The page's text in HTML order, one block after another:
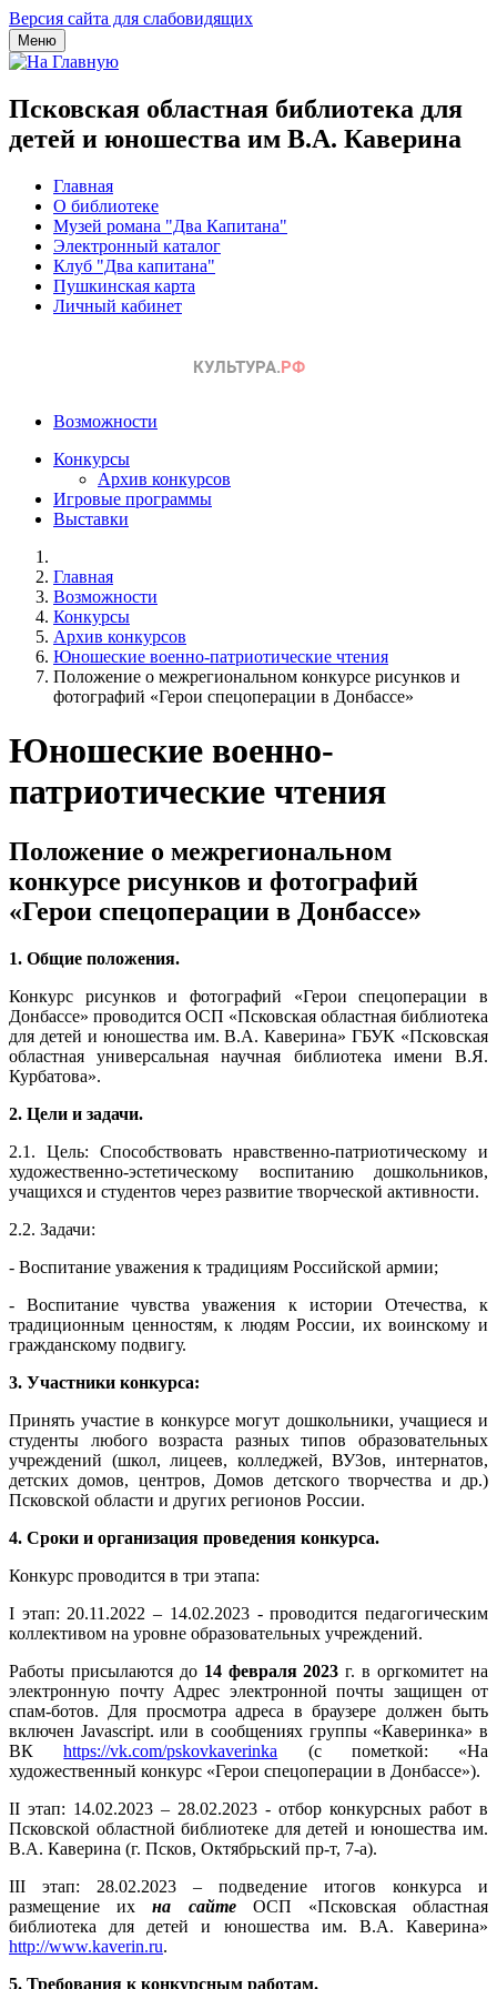
Версия сайта для слабовидящих
Меню
Псковская областная библиотека для
детей и юношества им В.А. Каверина
Главная
О библиотеке
Музей романа "Два Капитана"
Электронный каталог
Клуб "Два капитана"
Пушкинская карта
Личный кабинет
Возможности
Конкурсы
Архив конкурсов
Игровые программы
Выставки
Главная
Возможности
Конкурсы
Архив конкурсов
Юношеские военно-патриотические чтения
Положение о межрегиональном конкурсе рисунков и
фотографий «Герои спецоперации в Донбассе»
Юношеские военно-
патриотические чтения
Положение о межрегиональном
конкурсе рисунков и фотографий
«Герои спецоперации в Донбассе»
1. Общие положения.
Конкурс рисунков и фотографий «Герои спецоперации в
Донбассе» проводится ОСП «Псковская областная библиотека
для детей и юношества им. В.А. Каверина» ГБУК «Псковская
областная универсальная научная библиотека имени В.Я.
Курбатова».
2. Цели и задачи.
2.1. Цель: Способствовать нравственно-патриотическому и
художественно-эстетическому воспитанию дошкольников,
учащихся и студентов через развитие творческой активности.
2.2. Задачи:
- Воспитание уважения к традициям Российской армии;
- Воспитание чувства уважения к истории Отечества, к
традиционным ценностям, к людям России, их воинскому и
гражданскому подвигу.
3. Участники конкурса:
Принять участие в конкурсе могут дошкольники, учащиеся и
студенты любого возраста разных типов образовательных
учреждений (школ, лицеев, колледжей, ВУЗов, интернатов,
детских домов, центров, Домов детского творчества и др.)
Псковской области и других регионов России.
4. Сроки и организация проведения конкурса.
Конкурс проводится в три этапа:
I этап: 20.11.2022 – 14.02.2023 - проводится педагогическим
коллективом на уровне образовательных учреждений.
Работы присылаются до 14 февраля 2023 г. в оргкомитет на
электронную почту Адрес электронной почты защищен от
спам-ботов. Для просмотра адреса в браузере должен быть
включен Javascript. или в сообщениях группы «Каверинка» в
ВКhttps://vk.com/pskovkaverinka (с пометкой: «На
художественный конкурс «Герои спецоперации в Донбассе»).
II этап: 14.02.2023 – 28.02.2023 - отбор конкурсных работ в
Псковской областной библиотеке для детей и юношества им.
В.А. Каверина (г. Псков, Октябрьский пр-т, 7-а).
III этап: 28.02.2023 – подведение итогов конкурса и
размещение ихна сайте ОСП «Псковская областная
библиотека для детей и юношества им. В.А. Каверина»
http://www.kaverin.ru.
5. Требования к конкурсным работам.